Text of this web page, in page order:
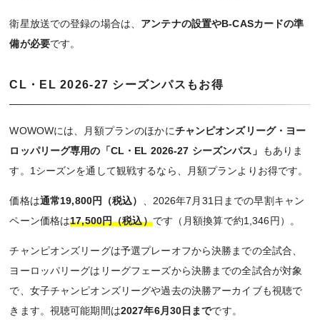
衛星放送での登録の場合は、 アンテナの設置やB-CASカードの準
備が必要です。
CL・EL 2026-27 シーズンパスもお得
WOWOWには、月額プランのほかにチャンピオンズリーグ・ヨー
ロッパリーグ専用の「CL・EL 2026-27 シーズンパス」
もありま
す。1シーズンを通して観戦するなら、月額プランよりお得です。
価格は通常19,800円（税込）
、2026年7月31日までの早割キャン
ペーン価格は17,500円（税込）です（月額換算で約1,346円）。
チャンピオンズリーグは予選プレーオフから決勝までの全試合、
ヨーロッパリーグはリーグフェーズから決勝までの全試合が対象
で、女子チャンピオンズリーグや過去の決勝アーカイブも視聴で
きます。視聴可能期間は2027年6月30日までです。